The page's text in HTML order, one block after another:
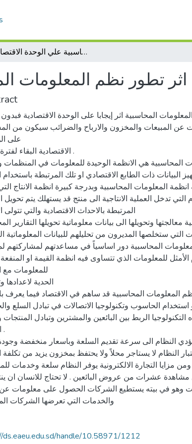
اثر تطور نظم المعلومات المحاسبية علي الوحدة الاقتصادية
اثر تطور نظم المعلومات
المحاسبية اثر إيجابا على الوحدة الاقتصادية فبدون
عن المبيعات والمخزون والارباح والضرائب سيكون من
على
الاقتصادية البقاء
المحاسبية هي الانظمة الوحيدة للمعلومات في
البيانات ذات الطابع الاقتصادي او تلك المرتبطة باستخدام
انظمة المعلومات المحاسبية وبدرجة كبيرة انظمة الانتاج
التي تدخل العملية الانتاجية الى منتج قد يستهلك يتم تحويل
المرتبطة بالاحداث الاقتصادية والتي تتولى
معالجتها وتحويلها الى بيانات معلوماتية تحويلها التقارير
التي ستخلصها المديرون من تحليلهم للبيانات المعلوماتية
المحاسبية دور اساسياً في مساعدتهم لمشاركتهم
الأمثل للمعلومات الذي تتساوى فيه انظمة القيمة او المنفعة
للمعلومات مع
الحدية لاعدادها
المعلومات المحاسبية قد ساهم في الاقتصاد فيما يعرف
استخدام الحاسوب وتكنولوجيا الاتصالات في تبادل السلع
الربط بين البائعين والمشترين وتبادل المنتجات
النظام الى سرعة تقديم السلعة وباسعار منخفضة
النظام لا يستاجر محلاً ولا يحتفظ بمخزون يزيد من تكلفة
ومن مزايا التجارة الالكترونية يوفر النظام سلعة وخدمات
عشرات من عروض البائعين . لا تحتاج للانسان ان
وهو في بيته يستطيع الشركات الحصول على معلومات
والخدمات التي تعرضها الشركات
ds.eaeu.edu.sd/handle/10.58971/1212